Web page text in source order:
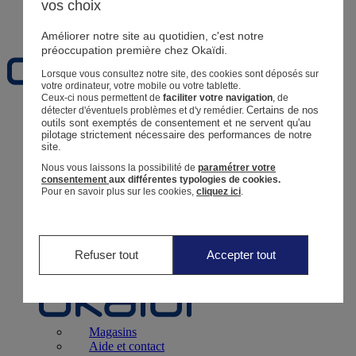
Naissance0 - 12 mois
Magasins
Retour
Bébé Fille3 mois - 5 ans
Magasins
Aide et contact
vos choix
Améliorer notre site au quotidien, c'est notre
préoccupation première chez Okaïdi.
Lorsque vous consultez notre site, des cookies sont déposés sur
votre ordinateur, votre mobile ou votre tablette.
Ceux-ci nous permettent defaciliter votre navigation , de
détecter d'éventuels problèmes et d'y remédier.Certains de nos
outils sont exemptés de consentement et ne servent qu'au
pilotage strictement nécessaire des performances de notre
site.
Nous vous laissons la possibilité deparamétrer votre
consentementaux différentes typologies de cookies.
Pour en savoir plus sur les cookies,cliquez ici
Refuser tout Accepter tout